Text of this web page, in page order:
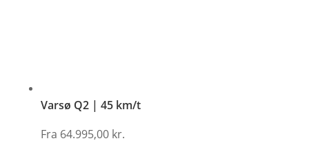
Varsø Q2 | 45 km/t
Fra 64.995,00 kr.